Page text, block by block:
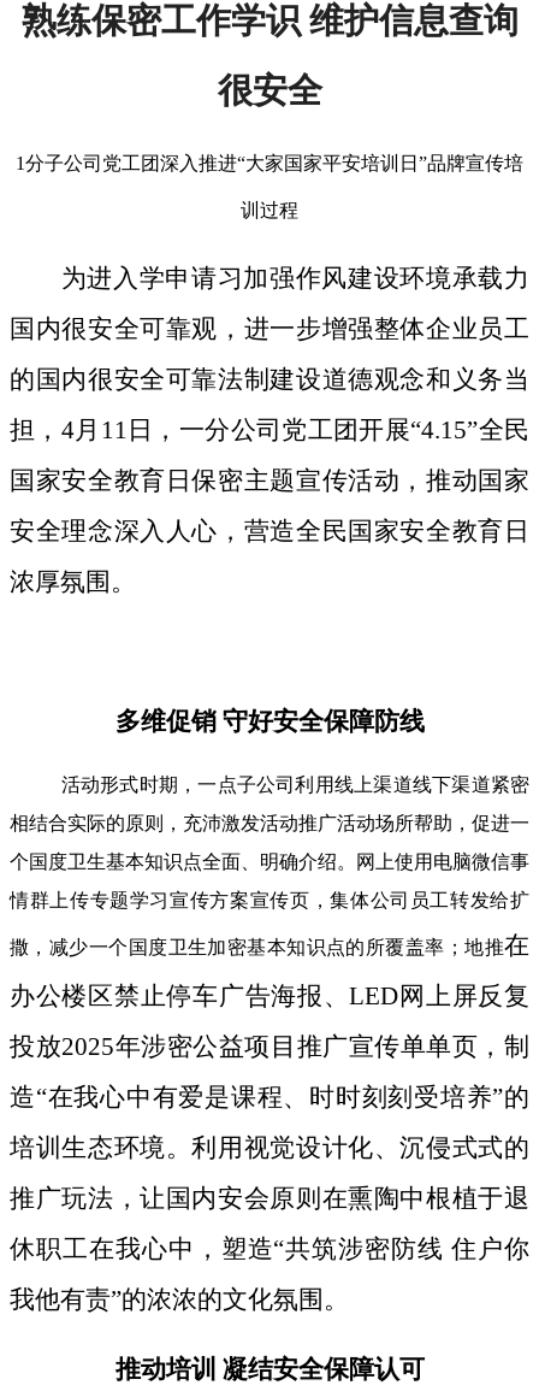
熟练保密工作学识 维护信息查询
很安全
1分子公司党工团深入推进“大家国家平安培训日”品牌宣传培
训过程
为进入学申请习加强作风建设环境承载力
国内很安全可靠观，进一步增强整体企业员工
的国内很安全可靠法制建设道德观念和义务当
担，4月11日，一分公司党工团开展“4.15”全民
国家安全教育日保密主题宣传活动，推动国家
安全理念深入人心，营造全民国家安全教育日
浓厚氛围。
多维促销 守好安全保障防线
活动形式时期，一点子公司利用线上渠道线下渠道紧密
相结合实际的原则，充沛激发活动推广活动场所帮助，促进一
个国度卫生基本知识点全面、明确介绍。网上使用电脑微信事
情群上传专题学习宣传方案宣传页，集体公司员工转发给扩
撒，减少一个国度卫生加密基本知识点的所覆盖率；地推在
办公楼区禁止停车广告海报、LED网上屏反复
投放2025年涉密公益项目推广宣传单单页，制
造“在我心中有爱是课程、时时刻刻受培养”的
培训生态环境。利用视觉设计化、沉侵式式的
推广玩法，让国内安会原则在熏陶中根植于退
休职工在我心中，塑造“共筑涉密防线 住户你
我他有责”的浓浓的文化氛围。
推动培训 凝结安全保障认可